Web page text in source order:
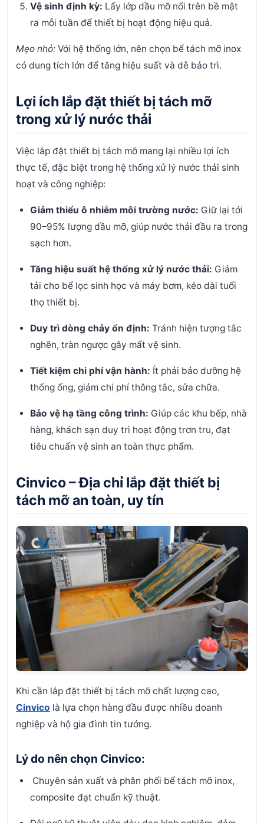
Vệ sinh định kỳ: Lấy lớp dầu mỡ nổi trên bề mặt
ra mỗi tuần để thiết bị hoạt động hiệu quả.
Mẹo nhỏ: Với hệ thống lớn, nên chọn bể tách mỡ inox
có dung tích lớn để tăng hiệu suất và dễ bảo trì.
Lợi ích lắp đặt thiết bị tách mỡ
trong xử lý nước thải
Việc lắp đặt thiết bị tách mỡ mang lại nhiều lợi ích
thực tế, đặc biệt trong hệ thống xử lý nước thải sinh
hoạt và công nghiệp:
Giảm thiểu ô nhiễm môi trường nước: Giữ lại tới
90–95% lượng dầu mỡ, giúp nước thải đầu ra trong
sạch hơn.
Tăng hiệu suất hệ thống xử lý nước thải: Giảm
tải cho bể lọc sinh học và máy bơm, kéo dài tuổi
thọ thiết bị.
Duy trì dòng chảy ổn định: Tránh hiện tượng tắc
nghẽn, tràn ngược gây mất vệ sinh.
Tiết kiệm chi phí vận hành: Ít phải bảo dưỡng hệ
thống ống, giảm chi phí thông tắc, sửa chữa.
Bảo vệ hạ tầng công trình: Giúp các khu bếp, nhà
hàng, khách sạn duy trì hoạt động trơn tru, đạt
tiêu chuẩn vệ sinh an toàn thực phẩm.
Cinvico – Địa chỉ lắp đặt thiết bị
tách mỡ an toàn, uy tín
Khi cần lắp đặt thiết bị tách mỡ chất lượng cao,
Cinvico là lựa chọn hàng đầu được nhiều doanh
nghiệp và hộ gia đình tin tưởng.
Lý do nên chọn Cinvico:
Chuyên sản xuất và phân phối bể tách mỡ inox,
composite đạt chuẩn kỹ thuật.